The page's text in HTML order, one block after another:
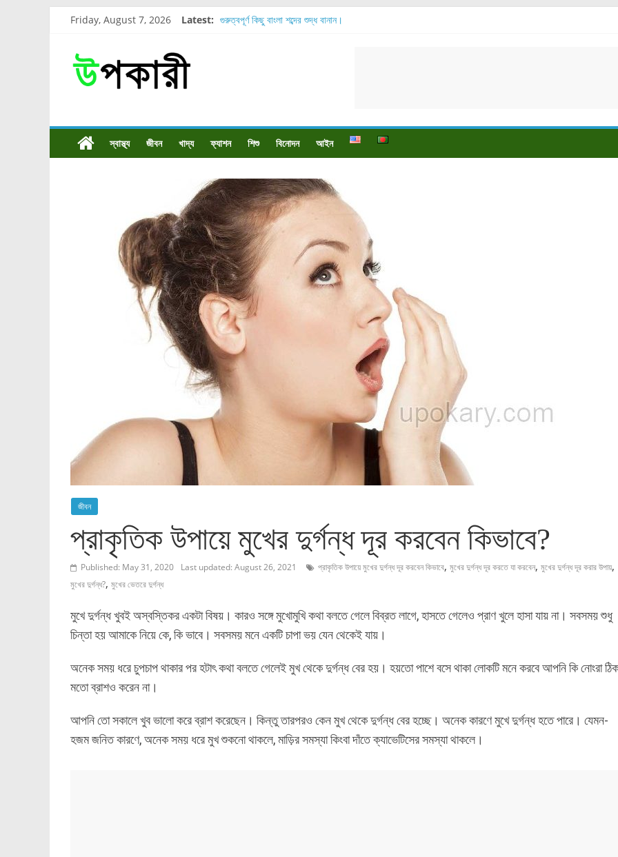
Friday, August 7, 2026 Latest: গুরুত্বপূর্ণ কিছু বাংলা শব্দের শুদ্ধ বানান।
স্বাস্থ্য জীবন খাদ্য ফ্যাশন শিশু বিনোদন আইন
জীবন
প্রাকৃতিক উপায়ে মুখের দুর্গন্ধ দূর করবেন কিভাবে?
Published: May 31, 2020 Last updated: August 26, 2021 প্রাকৃতিক উপায়ে মুখের দুর্গন্ধ দূর করবেন কিভাবে, মুখের দুর্গন্ধ দূর করতে যা করবেন, মুখের দুর্গন্ধ দূর করার উপায়,
মুখের দুর্গন্ধ?, মুখের ভেতরে দুর্গন্ধ
মুখে দুর্গন্ধ খুবই অস্বস্তিকর একটা বিষয়। কারও সঙ্গে মুখোমুখি কথা বলতে গেলে বিব্রত লাগে, হাসতে গেলেও প্রাণ খুলে হাসা যায় না। সবসময় শুধু
চিন্তা হয় আমাকে নিয়ে কে, কি ভাবে। সবসময় মনে একটি চাপা ভয় যেন থেকেই যায়।
অনেক সময় ধরে চুপচাপ থাকার পর হটাৎ কথা বলতে গেলেই মুখ থেকে দুর্গন্ধ বের হয়। হয়তো পাশে বসে থাকা লোকটি মনে করবে আপনি কি নোংরা ঠিক
মতো ব্রাশও করেন না।
আপনি তো সকালে খুব ভালো করে ব্রাশ করেছেন। কিন্তু তারপরও কেন মুখ থেকে দুর্গন্ধ বের হচ্ছে। অনেক কারণে মুখে দুর্গন্ধ হতে পারে। যেমন-
হজম জনিত কারণে, অনেক সময় ধরে মুখ শুকনো থাকলে, মাড়ির সমস্যা কিংবা দাঁতে ক্যাভেটিসের সমস্যা থাকলে।